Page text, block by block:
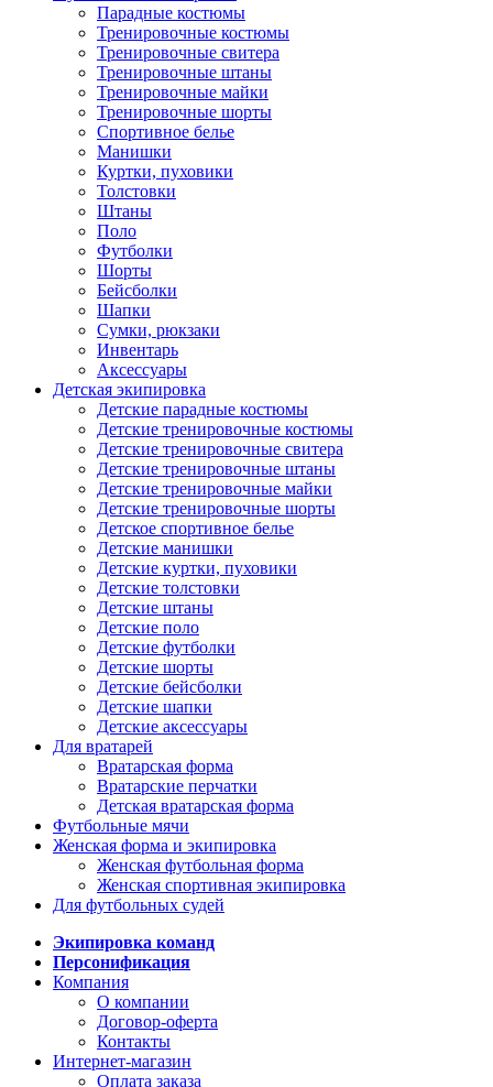
Парадные костюмы
Тренировочные костюмы
Тренировочные свитера
Тренировочные штаны
Тренировочные майки
Тренировочные шорты
Спортивное белье
Манишки
Куртки, пуховики
Толстовки
Штаны
Поло
Футболки
Шорты
Бейсболки
Шапки
Сумки, рюкзаки
Инвентарь
Аксессуары
Детская экипировка
Детские парадные костюмы
Детские тренировочные костюмы
Детские тренировочные свитера
Детские тренировочные штаны
Детские тренировочные майки
Детские тренировочные шорты
Детское спортивное белье
Детские манишки
Детские куртки, пуховики
Детские толстовки
Детские штаны
Детские поло
Детские футболки
Детские шорты
Детские бейсболки
Детские шапки
Детские аксессуары
Для вратарей
Вратарская форма
Вратарские перчатки
Детская вратарская форма
Футбольные мячи
Женская форма и экипировка
Женская футбольная форма
Женская спортивная экипировка
Для футбольных судей
Экипировка команд
Персонификация
Компания
О компании
Договор-оферта
Контакты
Интернет-магазин
Оплата заказа